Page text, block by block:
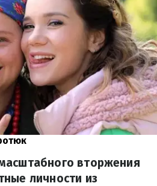
вторжения
личности из